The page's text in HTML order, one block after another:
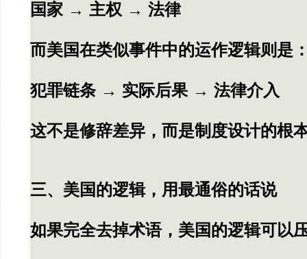
国家 → 主权 → 法律
而美国在类似事件中的运作逻辑则是
犯罪链条 → 实际后果 → 法律介入
这不是修辞差异，而是制度设计的根
三、美国的逻辑，用最通俗的话说
如果完全去掉术语，美国的逻辑可以